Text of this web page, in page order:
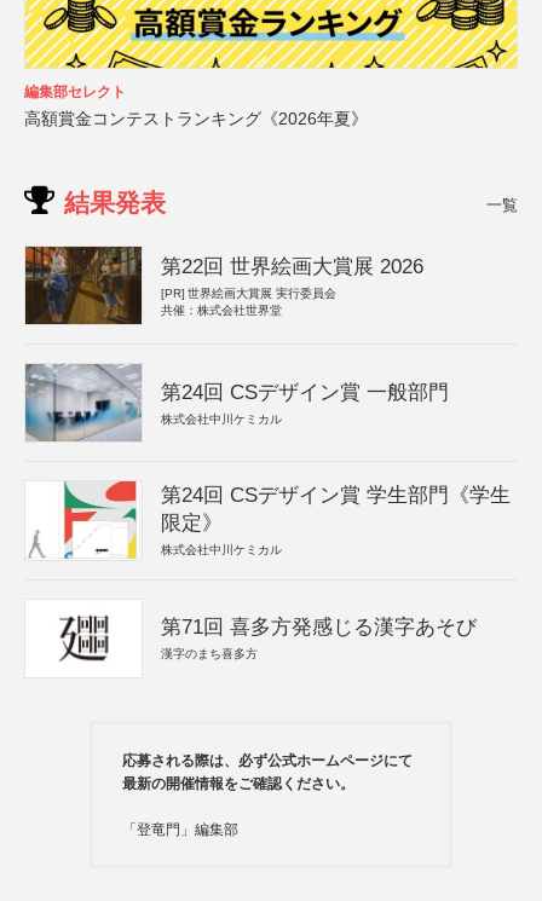
編集部セレクト
高額賞金コンテストランキング《2026年夏》
結果発表 一覧
第22回 世界絵画大賞展 2026
[PR] 世界絵画大賞展 実行委員会
共催：株式会社世界堂
第24回 CSデザイン賞 一般部門
株式会社中川ケミカル
第24回 CSデザイン賞 学生部門《学生
限定》
株式会社中川ケミカル
第71回 喜多方発感じる漢字あそび
漢字のまち喜多方
応募される際は、必ず公式ホームページにて
最新の開催情報をご確認ください。
「登竜門」編集部